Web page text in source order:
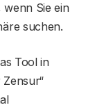
wenn Sie ein
suchen.
Tool in